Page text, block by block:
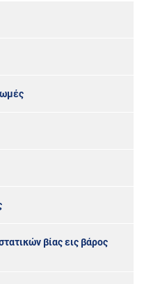
βίας εις βάρος